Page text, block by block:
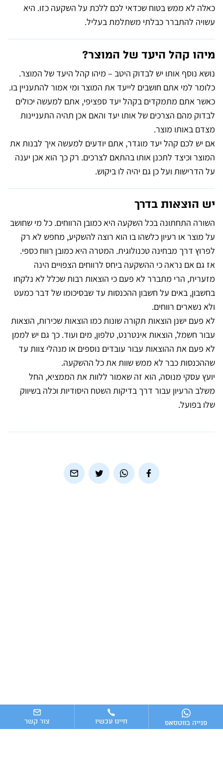
כאלה לא ממש בטוח שכדאי לכם ללכת על השקעה כזו. היא
עשויה להתברר כבלתי משתלמת בעליל.
מיהו קהל היעד של המוצר?
נושא נוסף אותו יש לבדוק היטב – מיהו קהל היעד של המוצר.
כלומר למי אתם חושבים לייעד את המוצר ומי אמור להתעניין בו.
כאשר אתם מתמקדים בקהל יעד ספציפי, אתם למעשה יכולים
לבדוק מהם הצרכים של אותו יעד והאם אכן תהיה התעניינות
מצדם באותו מוצר.
אם יש לכם קהל יעד מוגדר, אתם יודעים למעשה איך לבנות את
המוצר וכיצד לתכנן אותו בהתאם לצרכים. רק כך הוא אכן יענה
על הדרישות ועל כן גם יהיה לו ביקוש.
יש הוצאות בדרך
השורה התחתונה בכל השקעה היא כמובן הרווחים. כל מי שחושב
על מוצר או רעיון כלשהו בו הוא רוצה להשקיע, מחפש לא רק
לפרוץ דרך מבחינה טכנולוגית. המטרה היא כמובן רווח כספי.
אז גם אם נראה כי ההשקעה ביחס לרווחים הצפויים הינה
מזערית, הרי מתברר לא פעם כי הוצאות רבות שכלל לא נלקחו
בחשבון, באים על חשבון ההכנסות עד שבסיכומו של דבר כמעט
ולא נשארים רווחים.
לא פעם ישנן הוצאות תקורה שונות כמו הוצאות שכירות, הוצאות
עבור חשמל, הוצאות אינטרנט, טלפון, מים ועוד. כך גם יש לממן
לא פעם את ההוצאות עבור עובדים נוספים או מנהלי צוות עד
שההכנסות כבר לא ממש שוות את כל ההשקעה.
יועץ עסקי מנוסה, הוא זה שאמור ללוות את הממציא, החל
משלב הרעיון עבור דרך בדיקות השטח היסודיות וכלה בשיווק
שלו בפועל.
פנייה בווטסאפ חייגו עכשיו צור קשר